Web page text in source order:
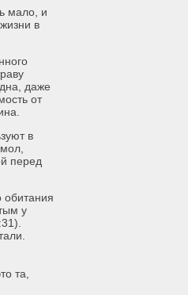
мало, и
в
даже
от
в
перед
обитания
у
та,